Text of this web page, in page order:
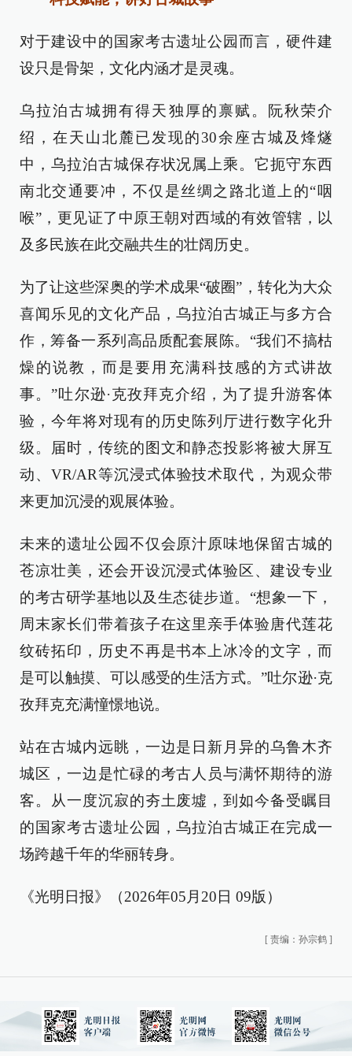
对于建设中的国家考古遗址公园而言，硬件建
设只是骨架，文化内涵才是灵魂。
乌拉泊古城拥有得天独厚的禀赋。阮秋荣介
绍，在天山北麓已发现的30余座古城及烽燧
中，乌拉泊古城保存状况属上乘。它扼守东西
南北交通要冲，不仅是丝绸之路北道上的“咽
喉”，更见证了中原王朝对西域的有效管辖，以
及多民族在此交融共生的壮阔历史。
为了让这些深奥的学术成果“破圈”，转化为大众
喜闻乐见的文化产品，乌拉泊古城正与多方合
作，筹备一系列高品质配套展陈。“我们不搞枯
燥的说教，而是要用充满科技感的方式讲故
事。”吐尔逊·克孜拜克介绍，为了提升游客体
验，今年将对现有的历史陈列厅进行数字化升
级。届时，传统的图文和静态投影将被大屏互
动、VR/AR等沉浸式体验技术取代，为观众带
来更加沉浸的观展体验。
未来的遗址公园不仅会原汁原味地保留古城的
苍凉壮美，还会开设沉浸式体验区、建设专业
的考古研学基地以及生态徒步道。“想象一下，
周末家长们带着孩子在这里亲手体验唐代莲花
纹砖拓印，历史不再是书本上冰冷的文字，而
是可以触摸、可以感受的生活方式。”吐尔逊·克
孜拜克充满憧憬地说。
站在古城内远眺，一边是日新月异的乌鲁木齐
城区，一边是忙碌的考古人员与满怀期待的游
客。从一度沉寂的夯土废墟，到如今备受瞩目
的国家考古遗址公园，乌拉泊古城正在完成一
场跨越千年的华丽转身。
《光明日报》（2026年05月20日 09版）
[ 责编：孙宗鹤 ]